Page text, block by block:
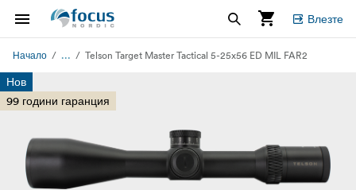
Влезте
Начало ... Telson Target Master Tactical 5-25x56 ED MIL FAR2
Нов
99 години гаранция